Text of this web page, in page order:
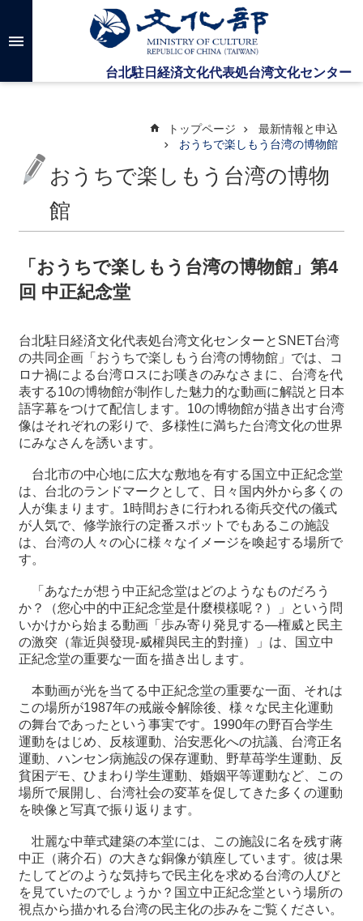
メインのコンテンツブロックにジャンプします
高
検
台
湾
ー
い
て
最
新
情
報
申
込
過
去
台
湾
関
連
リ
ン
ク
ホ
ー
ム
サ
トップページ
最新情報と申込
おうちで楽しもう台湾の博物館
おうちで楽しもう台湾の博物
館
「おうちで楽しもう台湾の博物館」第4
回 中正紀念堂
台北駐日経済文化代表処台湾文化センターとSNET台湾
の共同企画「おうちで楽しもう台湾の博物館」では、コ
ロナ禍による台湾ロスにお嘆きのみなさまに、台湾を代
表する10の博物館が制作した魅力的な動画に解説と日本
語字幕をつけて配信します。10の博物館が描き出す台湾
像はそれぞれの彩りで、多様性に満ちた台湾文化の世界
にみなさんを誘います。
台北市の中心地に広大な敷地を有する国立中正紀念堂
は、台北のランドマークとして、日々国内外から多くの
人が集まります。1時間おきに行われる衛兵交代の儀式
が人気で、修学旅行の定番スポットでもあるこの施設
は、台湾の人々の心に様々なイメージを喚起する場所で
す。
「あなたが想う中正紀念堂はどのようなものだろう
か？（您心中的中正紀念堂是什麼模樣呢？）」という問
いかけから始まる動画「歩み寄り発見する―権威と民主
の激突（靠近與發現-威權與民主的對撞）」は、国立中
正紀念堂の重要な一面を描き出します。
本動画が光を当てる中正紀念堂の重要な一面、それは
この場所が1987年の戒厳令解除後、様々な民主化運動
の舞台であったという事実です。1990年の野百合学生
運動をはじめ、反核運動、治安悪化への抗議、台湾正名
運動、ハンセン病施設の保存運動、野草苺学生運動、反
貧困デモ、ひまわり学生運動、婚姻平等運動など、この
場所で展開し、台湾社会の変革を促してきた多くの運動
を映像と写真で振り返ります。
壮麗な中華式建築の本堂には、この施設に名を残す蔣
中正（蔣介石）の大きな銅像が鎮座しています。彼は果
たしてどのような気持ちで民主化を求める台湾の人びと
を見ていたのでしょうか？国立中正紀念堂という場所の
視点から描かれる台湾の民主化の歩みをご覧ください。